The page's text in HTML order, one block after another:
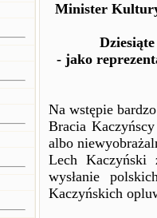
Minister
- jako
Na wstępie
Bracia
albo
Lech Kaczyński
wysłanie
Kaczyńskich